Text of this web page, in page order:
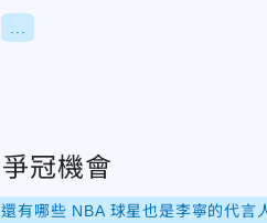
冠機會
有哪些 NBA 球星也是李寧的代言